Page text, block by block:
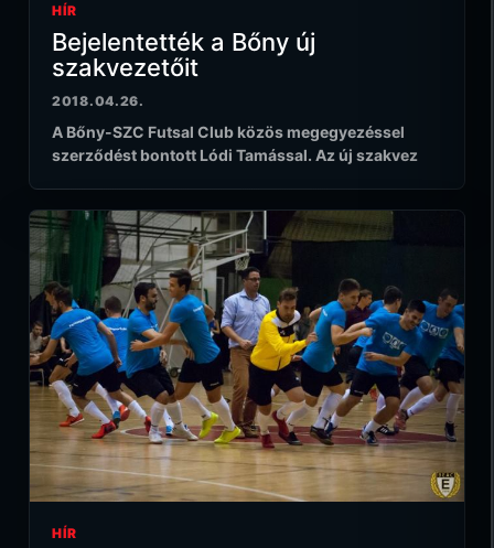
HÍR
Bejelentették a Bőny új
szakvezetőit
2018.04.26.
A Bőny-SZC Futsal Club közös megegyezéssel
szerződést bontott Lódi Tamással. Az új szakvez
HÍR